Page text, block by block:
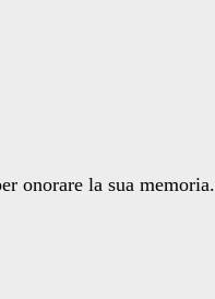
onorare la sua memoria.